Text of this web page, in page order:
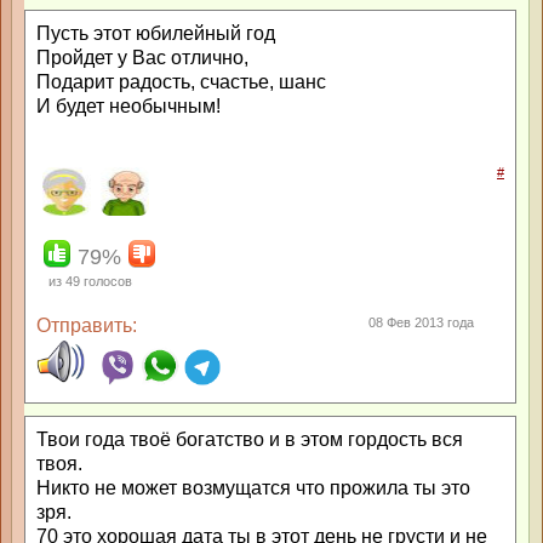
Пусть этот юбилейный год
Пройдет у Вас отлично,
Подарит радость, счастье, шанс
И будет необычным!
#
79%
из 49 голосов
Отправить: 08 Фев 2013 года
Твои года твоё богатство и в этом гордость вся
твоя.
Никто не может возмущатся что прожила ты это
зря.
70 это хорошая дата ты в этот день не грусти и не